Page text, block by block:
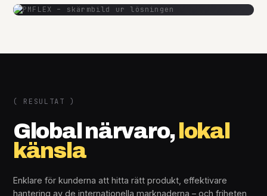
( RESULTAT )
Global närvaro, lokal
känsla
Enklare för kunderna att hitta rätt produkt, effektivare
hantering av de internationella marknaderna – och friheten